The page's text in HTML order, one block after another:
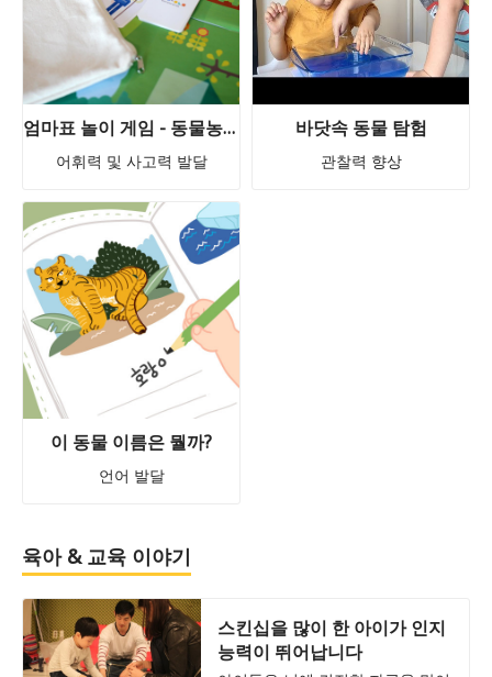
엄마표 놀이 게임 - 동물농장 낱말놀이
어휘력 및 사고력 발달
바닷속 동물 탐험
관찰력 향상
이 동물 이름은 뭘까?
언어 발달
육아 & 교육 이야기
스킨십을 많이 한 아이가 인지
능력이 뛰어납니다